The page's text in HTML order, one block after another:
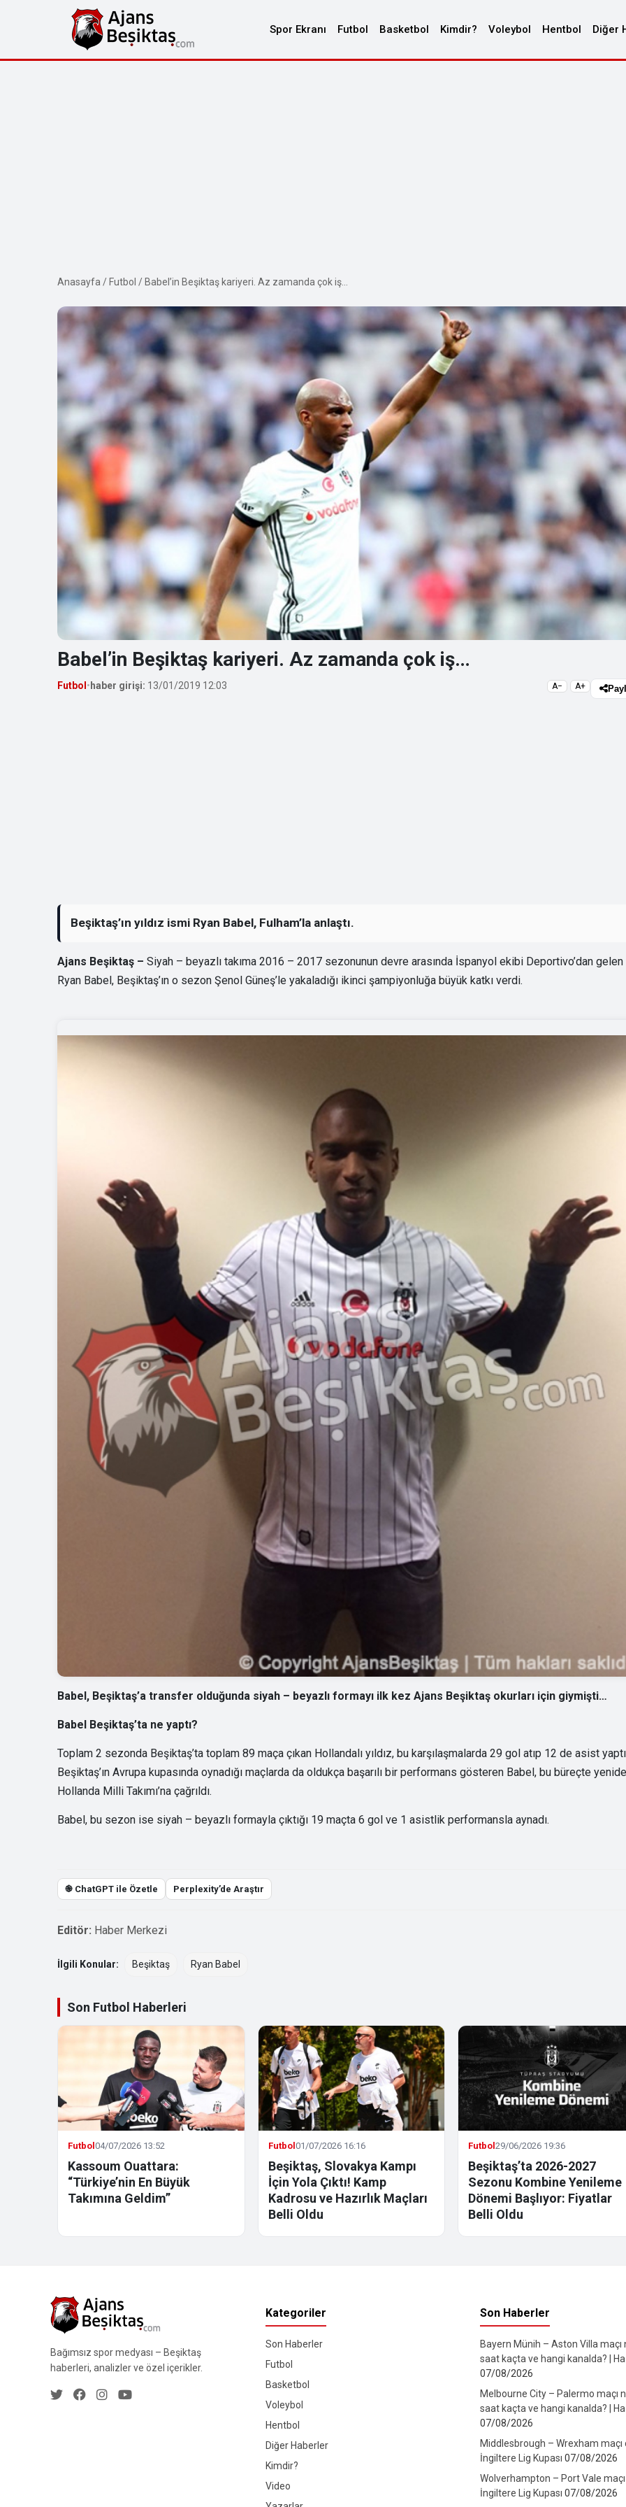
Spor Ekranı Futbol Basketbol Kimdir? Voleybol Hentbol Diğer
Anasayfa / Futbol / Babel’in Beşiktaş kariyeri. Az zamanda çok iş…
Babel’in Beşiktaş kariyeri. Az zamanda çok iş…
Futbol•haber girişi: 13/01/2019 12:03 A− A+
Beşiktaş’ın yıldız ismi Ryan Babel, Fulham’la anlaştı.
Ajans Beşiktaş – Siyah – beyazlı takıma 2016 – 2017 sezonunun devre arasında İspanyol ekibi Deportivo’dan gelen
Ryan Babel, Beşiktaş’ın o sezon Şenol Güneş’le yakaladığı ikinci şampiyonluğa büyük katkı verdi.
Babel, Beşiktaş’a transfer olduğunda siyah – beyazlı formayı ilk kez Ajans Beşiktaş okurları için giymişti…
Babel Beşiktaş’ta ne yaptı?
Toplam 2 sezonda Beşiktaş’ta toplam 89 maça çıkan Hollandalı yıldız, bu karşılaşmalarda 29 gol atıp 12 de asist
Beşiktaş’ın Avrupa kupasında oynadığı maçlarda da oldukça başarılı bir performans gösteren Babel, bu büreçte
Hollanda Milli Takımı’na çağrıldı.
Babel, bu sezon ise siyah – beyazlı formayla çıktığı 19 maçta 6 gol ve 1 asistlik performansla aynadı.
֎ ChatGPT ile Özetle Perplexity’de Araştır
Editör: Haber Merkezi
İlgili Konular: Beşiktaş Ryan Babel
Son Futbol Haberleri
Futbol 04/07/2026 13:52
Kassoum Ouattara:
“Türkiye’nin En Büyük
Takımına Geldim”
Futbol 01/07/2026 16:16
Beşiktaş, Slovakya Kampı
İçin Yola Çıktı! Kamp
Kadrosu ve Hazırlık Maçları
Belli Oldu
Futbol29/06/2026 19:36
Beşiktaş’ta 2026-2027
Sezonu Kombine Yenileme
Dönemi Başlıyor: Fiyatlar
Belli Oldu
Bağımsız spor medyası – Beşiktaş
haberleri, analizler ve özel içerikler.
Kategoriler
Son Haberler
Futbol
Basketbol
Voleybol
Hentbol
Diğer Haberler
Kimdir?
Video
Son Haberler
Bayern Münih – Aston Villa maçı
saat kaçta ve hangi kanalda? |
07/08/2026
Melbourne City – Palermo maçı
saat kaçta ve hangi kanalda? |
07/08/2026
Middlesbrough – Wrexham maçı
İngiltere Lig Kupası 07/08/2026
Wolverhampton – Port Vale maçı
İngiltere Lig Kupası 07/08/2026